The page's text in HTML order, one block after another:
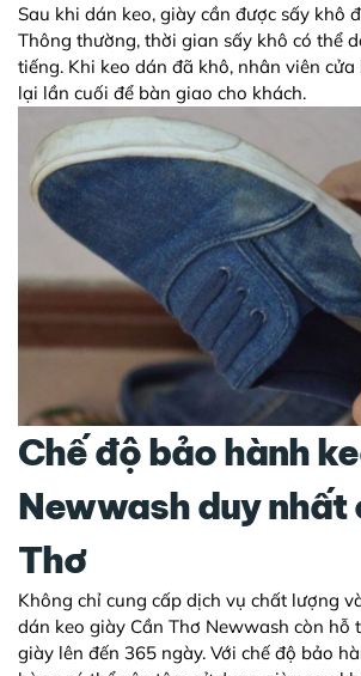
Sau khi dán keo, giày cần được sấy khô
Thông thường, thời gian sấy khô có thể
tiếng. Khi keo dán đã khô, nhân viên cửa
lại lần cuối để bàn giao cho khách.
Chế độ bảo hành
Newwash duy nhất
Thơ
Không chỉ cung cấp dịch vụ chất lượng
dán keo giày Cần Thơ Newwash còn hỗ
giày lên đến 365 ngày. Với chế độ bảo